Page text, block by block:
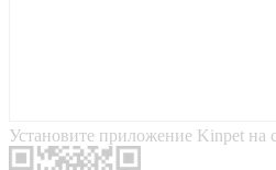
Установите приложение Kinpet на